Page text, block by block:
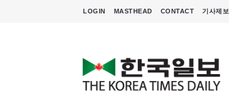
LOGIN MASTHEAD CONTACT 기사제보